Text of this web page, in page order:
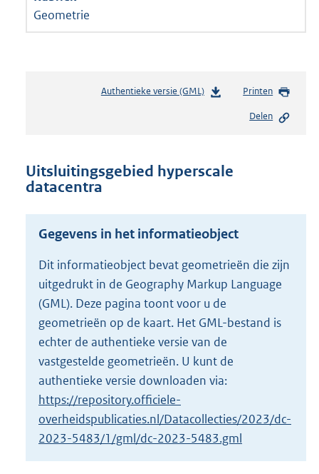
Geometrie
Authentieke versie (GML)b
n
o
t
t
e
:
8
3
6
K
Printen
Delen
Uitsluitingsgebied hyperscale
datacentra
Gegevens in het informatieobject
Dit informatieobject bevat geometrieën die zijn
uitgedrukt in de Geography Markup Language
(GML). Deze pagina toont voor u de
geometrieën op de kaart. Het GML-bestand is
echter de authentieke versie van de
vastgestelde geometrieën. U kunt de
authentieke versie downloaden via:
https://repository.officiele-
overheidspublicaties.nl/Datacollecties/2023/dc-
2023-5483/1/gml/dc-2023-5483.gml